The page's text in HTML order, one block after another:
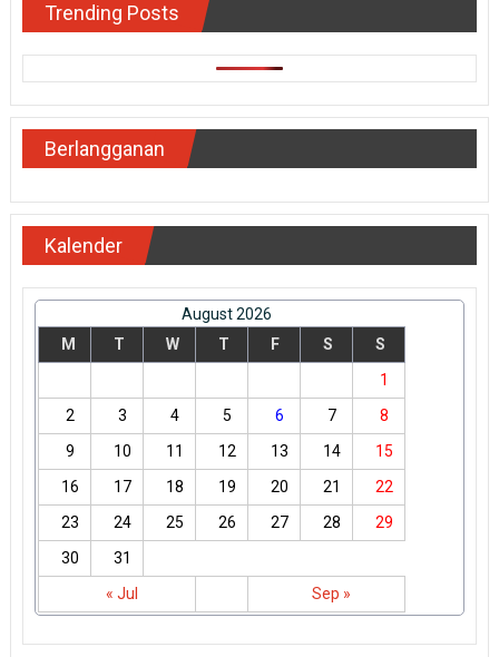
Trending Posts
Berlangganan
Kalender
August 2026
M
T W T F S S
« Jul Sep »
1
2
3 4 5 6 7
8
9
10 11 12 13 14
15
16
17 18 19 20 21
22
23
24 25 26 27 28
29
30
31